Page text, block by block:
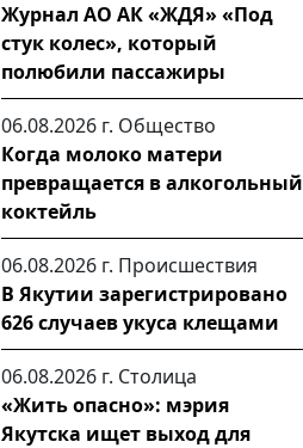
Журнал АО АК «ЖДЯ» «Под
стук колес», который
полюбили пассажиры
06.08.2026 г. Общество
Когда молоко матери
превращается в алкогольный
коктейль
06.08.2026 г. Происшествия
В Якутии зарегистрировано
626 случаев укуса клещами
06.08.2026 г. Столица
«Жить опасно»: мэрия
Якутска ищет выход для